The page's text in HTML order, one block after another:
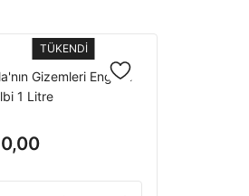
TÜKENDİ
Gizemleri Enginar
1 Litre